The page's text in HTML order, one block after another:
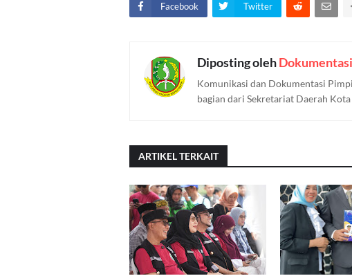
Facebook Twitter
Diposting oleh
Komunikasi dan Dokumentasi
bagian dari Sekretariat Daerah Kota
ARTIKEL TERKAIT